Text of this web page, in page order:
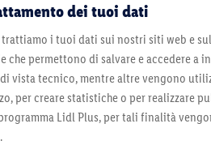
dei tuoi dati
trattiamo i tuoi dati sui nostri siti web e
permettono di salvare e accedere a
vista tecnico, mentre altre vengono
per creare statistiche o per realizzare
Lidl Plus, per tali finalità